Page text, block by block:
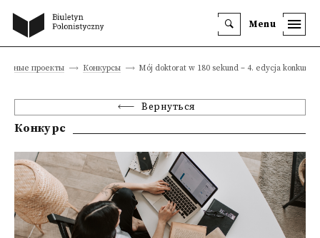
Menu
проекты Конкурсы Mój doktorat w 180 sekund – 4. edycja konkursu
Вернуться
Конкурс